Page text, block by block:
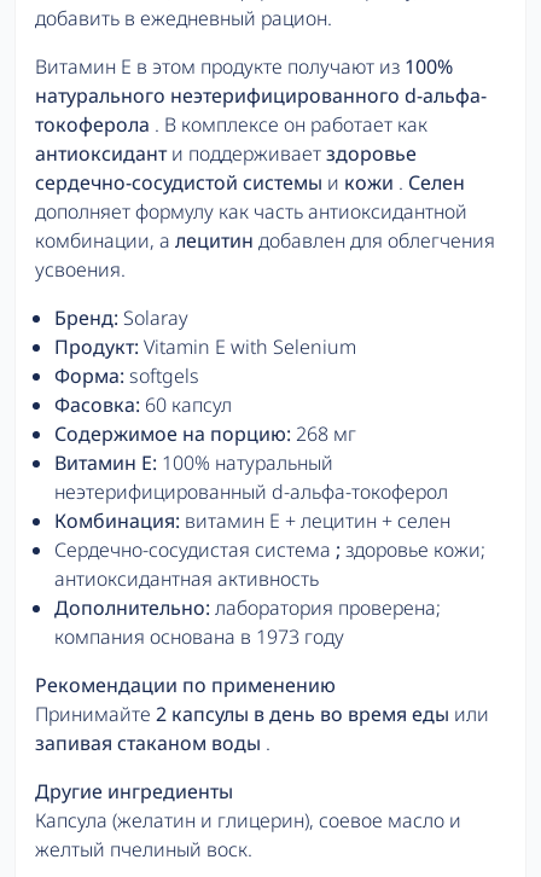
добавить в ежедневный рацион.
Витамин E в этом продукте получают из 100%
натурального неэтерифицированного d-альфа-
токоферола . В комплексе он работает как
антиоксиданти поддерживаетздоровье
сердечно-сосудистой системы и кожи . Селен
дополняет формулу как часть антиоксидантной
комбинации, а лецитин добавлен для облегчения
усвоения.
Бренд: Solaray
Продукт: Vitamin E with Selenium
Форма: softgels
Фасовка: 60 капсул
Содержимое на порцию: 268 мг
Витамин E: 100% натуральный
неэтерифицированный d-альфа-токоферол
Комбинация: витамин E + лецитин + селен
Сердечно-сосудистая система ; здоровье кожи;
антиоксидантная активность
Дополнительно: лаборатория проверена;
компания основана в 1973 году
Рекомендации по применению
Принимайте 2 капсулы в день во время еды или
запивая стаканом воды .
Другие ингредиенты
Капсула (желатин и глицерин), соевое масло и
желтый пчелиный воск.